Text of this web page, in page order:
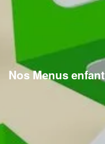
Nos Menus enfant